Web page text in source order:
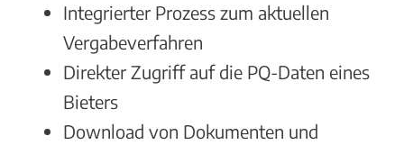
Integrierter Prozess zum aktuellen
Vergabeverfahren
Direkter Zugriff auf die PQ-Daten eines
Bieters
Download von Dokumenten und